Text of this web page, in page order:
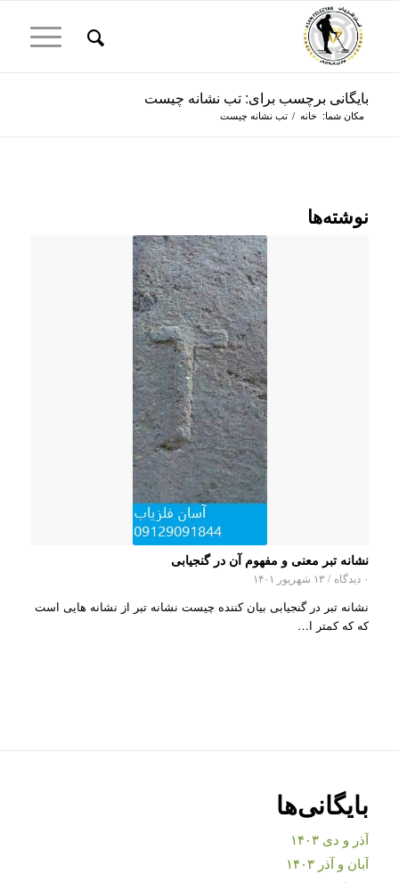
بایگانی برچسب برای: تب نشانه چیست
مکان شما: خانه / تب نشانه چیست
نوشته‌ها
نشانه تبر معنی و مفهوم آن در گنجیابی
۰ دیدگاه / ۱۳ شهریور ۱۴۰۱
نشانه تبر در گنجیابی بیان کننده چیست نشانه تبر از نشانه هایی است
که که کمتر ا…
بایگانی‌ها
آذر و دی ۱۴۰۳
آبان و آذر ۱۴۰۳